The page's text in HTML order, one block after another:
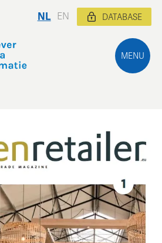
MENU
NL EN DATABASE